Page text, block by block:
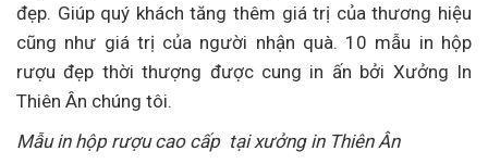
đẹp. Giúp quý khách tăng thêm giá trị của thương hiệu
cũng như giá trị của người nhận quà. 10 mẫu in hộp
rượu đẹp thời thượng được cung in ấn bởi Xưởng In
Thiên Ân chúng tôi.
Mẫu in hộp rượu cao cấp tại xưởng in Thiên Ân